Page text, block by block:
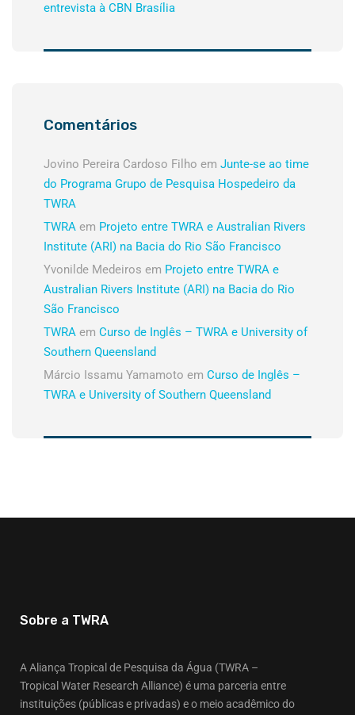
entrevista à CBN Brasília
Comentários
Jovino Pereira Cardoso Filho em Junte-se ao time
do Programa Grupo de Pesquisa Hospedeiro da
TWRA
TWRA em Projeto entre TWRA e Australian Rivers
Institute (ARI) na Bacia do Rio São Francisco
Yvonilde Medeiros em Projeto entre TWRA e
Australian Rivers Institute (ARI) na Bacia do Rio
São Francisco
TWRA em Curso de Inglês – TWRA e University of
Southern Queensland
Márcio Issamu Yamamoto em Curso de Inglês –
TWRA e University of Southern Queensland
Sobre a TWRA
A Aliança Tropical de Pesquisa da Água (TWRA –
Tropical Water Research Alliance) é uma parceria entre
instituições (públicas e privadas) e o meio acadêmico do